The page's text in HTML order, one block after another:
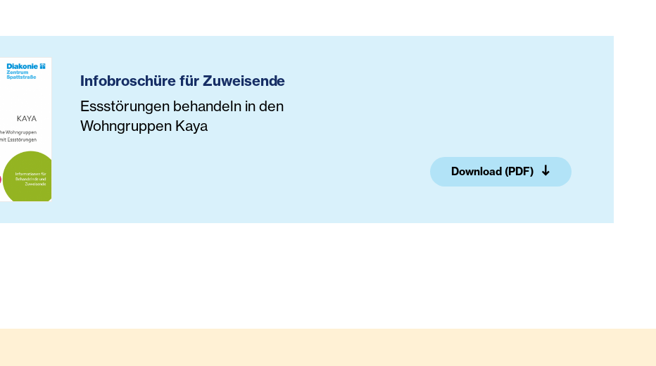
Infobroschüre für Zuweisende
Essstörungen behandeln in den
Wohngruppen Kaya
Download (PDF)